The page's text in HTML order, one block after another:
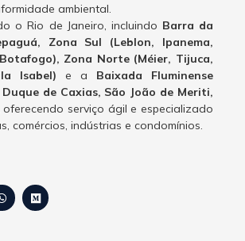
ambiental.
o Rio de Janeiro, incluindo Barra da
Zona Sul (Leblon, Ipanema,
Zona Norte (Méier, Tijuca,
Isabel) e a Baixada Fluminense
de Caxias, São João de Meriti,
oferecendo serviço ágil e especializado
comércios, indústrias e condomínios.